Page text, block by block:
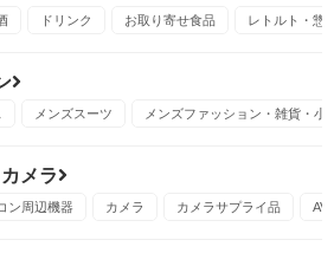
ドリンク お取り寄せ食品 レトルト・惣
メンズスーツ メンズファッション・雑貨・小
メラ
ン周辺機器 カメラ カメラサプライ品 AV